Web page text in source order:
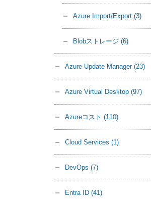
Azure Import/Export (3)
Blobストレージ (6)
Azure Update Manager (23)
Azure Virtual Desktop (97)
Azureコスト (110)
Cloud Services (1)
DevOps (7)
Entra ID (41)